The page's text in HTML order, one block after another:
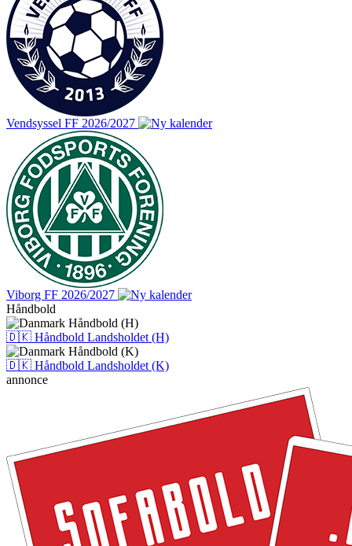
Vendsyssel FF 2026/2027
Viborg FF 2026/2027
Håndbold
🇩🇰 Håndbold Landsholdet (H)
🇩🇰 Håndbold Landsholdet (K)
annonce